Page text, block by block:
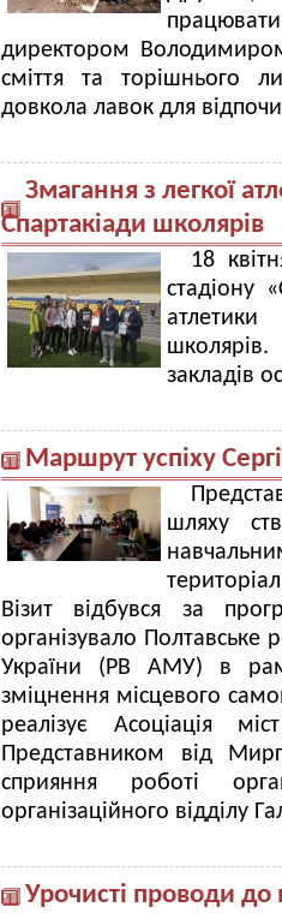
директором
сміття та торішнього
довкола лавок для
Змагання з легкої
Спартакіади школярів
18
стадіону
школярів.
закладів
Маршрут успіху
шляху
Візит відбувся за
організувало Полтавське
України (РВ АМУ) в
зміцнення місцевого
реалізує Асоціація
Представником від
сприяння роботі
організаційного відділу
Урочисті проводи до